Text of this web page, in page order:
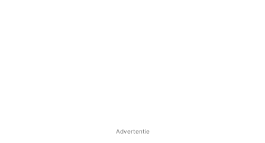
Advertentie